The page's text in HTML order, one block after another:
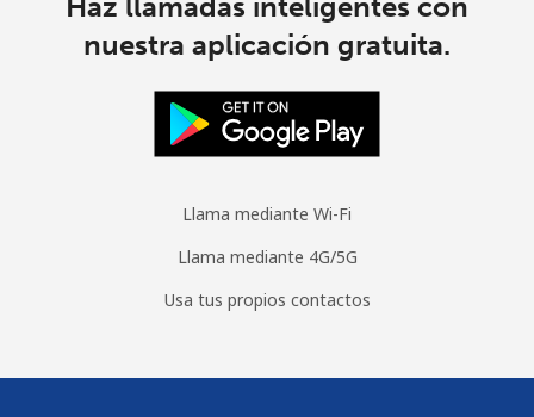
nuestra aplicación gratuita.
Llama mediante Wi-Fi
Llama mediante 4G/5G
Usa tus propios contactos